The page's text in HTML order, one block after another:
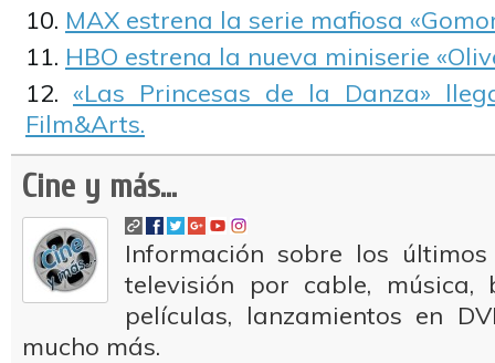
MAX estrena la serie mafiosa
HBO estrena la nueva miniserie
«Las Princesas de la Danza»
Film&Arts.
Cine y más...
Información sobre los
televisión por cable, música,
películas, lanzamientos en
mucho más.